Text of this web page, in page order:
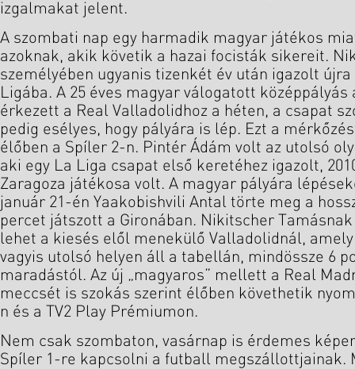
izgalmakat jelent.
A szombati nap egy harmadik magyar játékos
azoknak, akik követik a hazai focisták sikereit.
személyében ugyanis tizenkét év után igazolt
Ligába. A 25 éves magyar válogatott
érkezett a Real Valladolidhoz a héten, a csapat
pedig esélyes, hogy pályára is lép. Ezt a
élőben a Spíler 2-n. Pintér Ádám volt az utolsó
aki egy La Liga csapat első keretéhez igazolt,
Zaragoza játékosa volt. A magyar pályára
január 21-én Yaakobishvili Antal törte meg a
percet játszott a Gironában. Nikitscher
lehet a kiesés elől menekülő Valladolidnál,
vagyis utolsó helyen áll a tabellán, mindössze 6
maradástól. Az új „magyaros” mellett a Real
meccsét is szokás szerint élőben követhetik
n és a TV2 Play Prémiumon.
Nem csak szombaton, vasárnap is érdemes
Spíler 1-re kapcsolni a futball megszállottjainak.